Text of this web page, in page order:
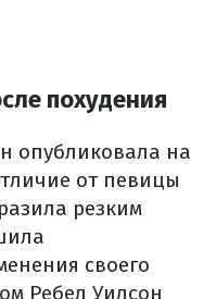
похудения
опубликовала на
от певицы
резким
своего
Ребел Уилсон